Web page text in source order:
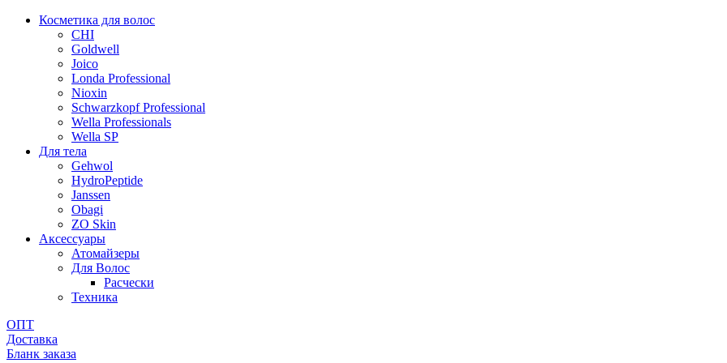
Косметика для волос
CHI
Goldwell
Joico
Londa Professional
Nioxin
Schwarzkopf Professional
Wella Professionals
Wella SP
Для тела
Gehwol
HydroPeptide
Janssen
Obagi
ZO Skin
Aксессуары
Атомайзеры
Для Волос
Расчески
Техника
ОПТ
Доставка
Бланк заказа